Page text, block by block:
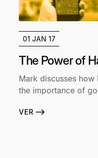
01 JAN 17
The Power of
Mark discusses how
the importance of
VER